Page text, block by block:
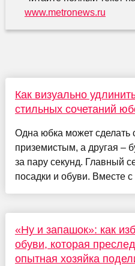
www.metronews.ru
Как визуально
стильных сочетаний
Одна юбка может сделать
приземистым, а другая –
за пару секунд. Главный
посадки и обуви. Вместе
«Ну и запашок»: как
обуви, которая
опытная хозяйка